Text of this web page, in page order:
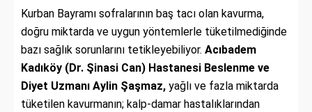
Kurban Bayramı sofralarının baş tacı olan kavurma,
doğru miktarda ve uygun yöntemlerle tüketilmediğinde
bazı sağlık sorunlarını tetikleyebiliyor. Acıbadem
Kadıköy (Dr. Şinasi Can) Hastanesi Beslenme ve
Diyet Uzmanı Aylin Şaşmaz, yağlı ve fazla miktarda
tüketilen kavurmanın; kalp-damar hastalıklarından